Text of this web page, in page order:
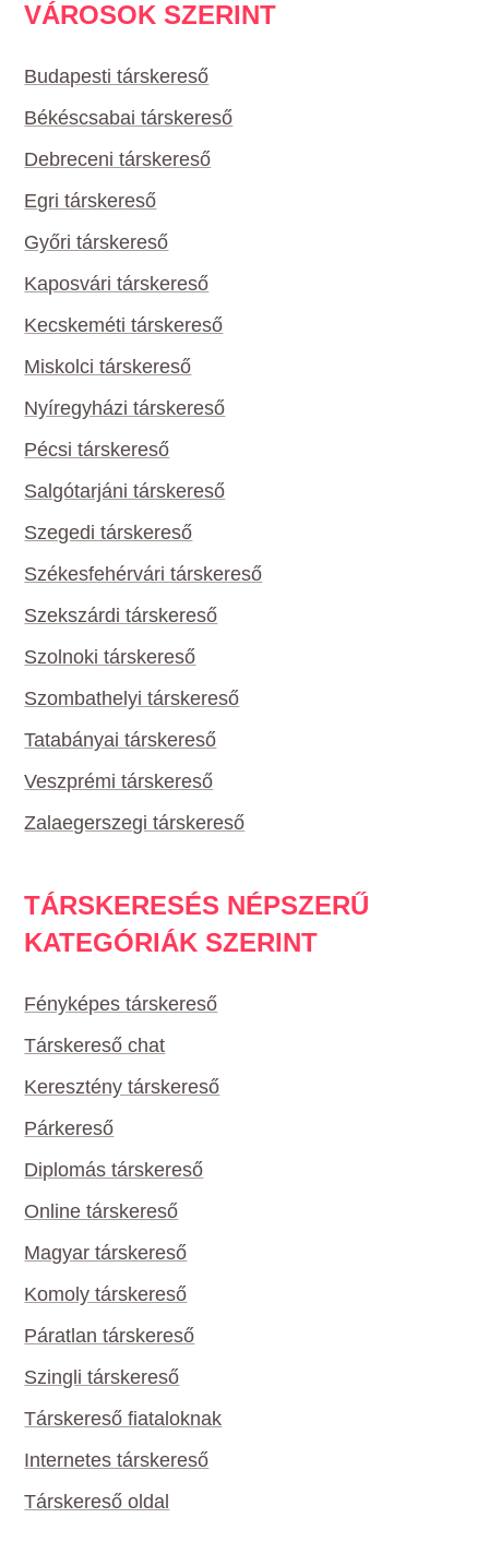
VÁROSOK SZERINT
Budapesti társkereső
Békéscsabai társkereső
Debreceni társkereső
Egri társkereső
Győri társkereső
Kaposvári társkereső
Kecskeméti társkereső
Miskolci társkereső
Nyíregyházi társkereső
Pécsi társkereső
Salgótarjáni társkereső
Szegedi társkereső
Székesfehérvári társkereső
Szekszárdi társkereső
Szolnoki társkereső
Szombathelyi társkereső
Tatabányai társkereső
Veszprémi társkereső
Zalaegerszegi társkereső
TÁRSKERESÉS NÉPSZERŰ
KATEGÓRIÁK SZERINT
Fényképes társkereső
Társkereső chat
Keresztény társkereső
Párkereső
Diplomás társkereső
Online társkereső
Magyar társkereső
Komoly társkereső
Páratlan társkereső
Szingli társkereső
Társkereső fiataloknak
Internetes társkereső
Társkereső oldal